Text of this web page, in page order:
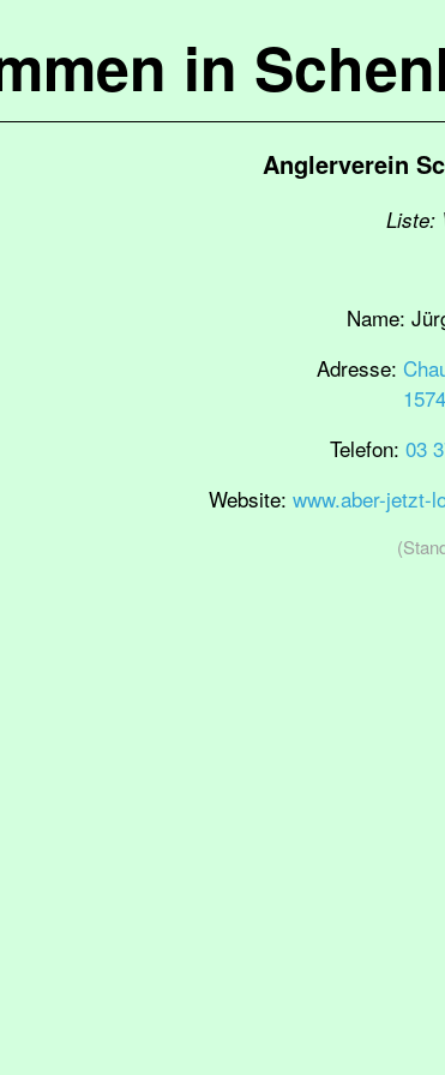
in
Anglerverein
Liste:
Name:
Adresse:
Telefon: 03
Website: www.aber-jetzt-